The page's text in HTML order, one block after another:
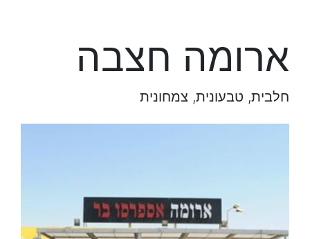
ארומה חצבה
חלבית, טבעונית, צמחונית